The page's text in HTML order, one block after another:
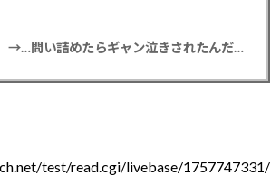
【悲報】彼女「ごめん！俺くんの貯金、情報商材に使っちゃった」→…問い詰めたらギャン泣きされたんだが俺が悪いのか？
test/read.cgi/livebase/1757747331/